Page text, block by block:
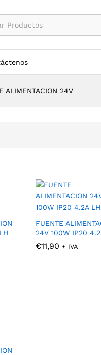
ALIMENTACION 24V
FUENTE
24V 100W IP20
€11,90 + IVA
€11,90